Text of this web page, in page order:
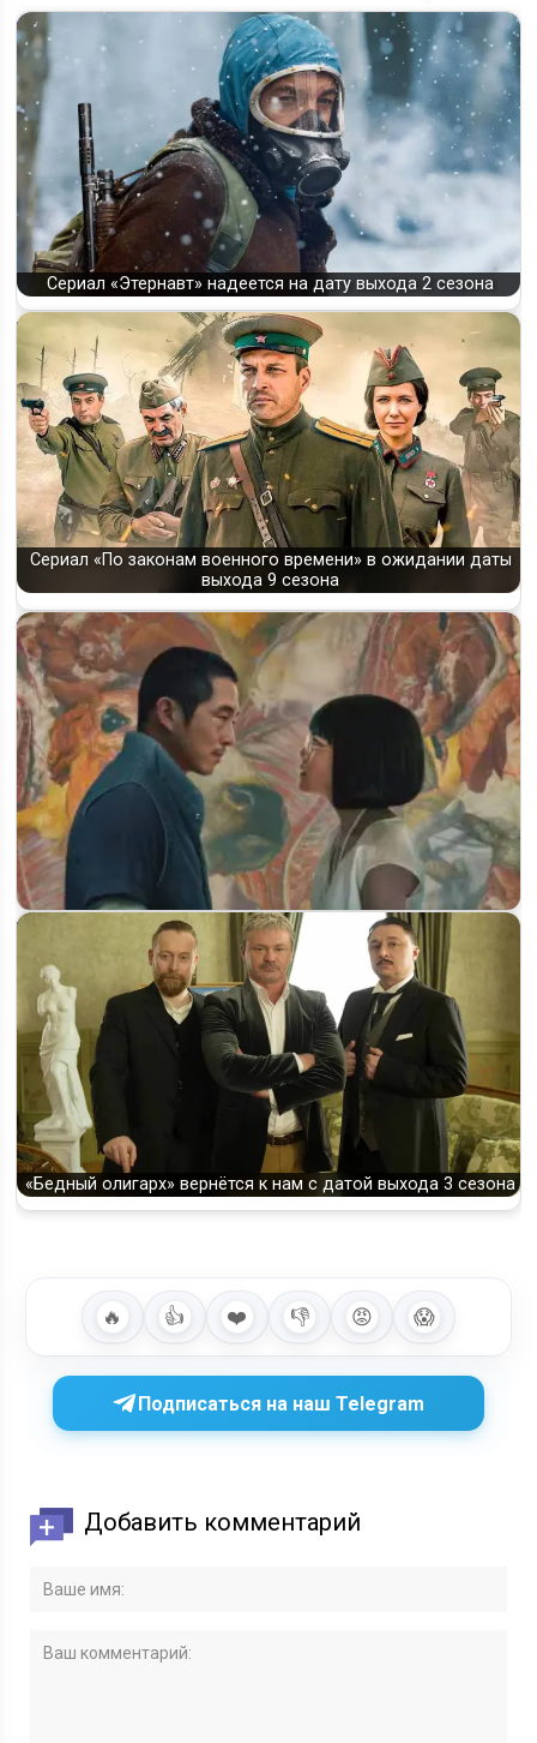
Сериал «Этернавт» надеется на дату выхода 2 сезона
Сериал «По законам военного времени» в ожидании даты
выхода 9 сезона
Дата выхода 2 сезона «Грызни» объявлена: премьера на
Netflix
«Бедный олигарх» вернётся к нам с датой выхода 3 сезона
🔥 👍 ❤️ 👎 😡 😱
Подписаться на наш Telegram
Добавить комментарий